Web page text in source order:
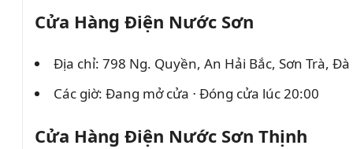
Cửa Hàng Điện Nước Sơn
Địa chỉ: 798 Ng. Quyền, An Hải Bắc, Sơn Trà,
Các giờ: Đang mở cửa ⋅ Đóng cửa lúc 20:00
Cửa Hàng Điện Nước Sơn Thịnh